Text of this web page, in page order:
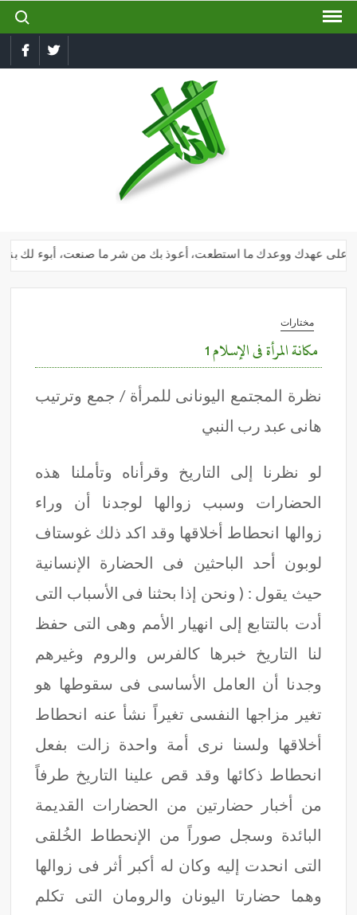
Skip
for:
Twitter
على عهدك ووعدك ما استطعت، أعوذ بك من شر ما صنعت، أبوء لك
مختارات
مكانة المرأة فى الإسلام 1
نظرة المجتمع اليونانى للمرأة / جمع وترتيب
هانى عبد رب النبي
لو نظرنا إلى التاريخ وقرأناه وتأملنا هذه
الحضارات وسبب زوالها لوجدنا أن وراء
زوالها انحطاط أخلاقها وقد اكد ذلك غوستاف
لوبون أحد الباحثين فى الحضارة الإنسانية
حيث يقول : ( ونحن إذا بحثنا فى الأسباب التى
أدت بالتتابع إلى انهيار الأمم وهى التى حفظ
لنا التاريخ خبرها كالفرس والروم وغيرهم
وجدنا أن العامل الأساسى فى سقوطها هو
تغير مزاجها النفسى تغيراً نشأ عنه انحطاط
أخلاقها ولسنا نرى أمة واحدة زالت بفعل
انحطاط ذكائها وقد قص علينا التاريخ طرفاً
من أخبار حضارتين من الحضارات القديمة
البائدة وسجل صوراً من الإنحطاط الخُلقى
التى انحدت إليه وكان له أكبر أثر فى زوالها
وهما حضارتا اليونان والرومان التى تكلم